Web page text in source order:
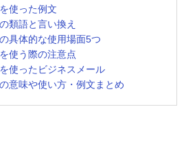
使った例文
類語と言い換え
具体的な使用場面5つ
使う際の注意点
使ったビジネスメール
意味や使い方・例文まとめ